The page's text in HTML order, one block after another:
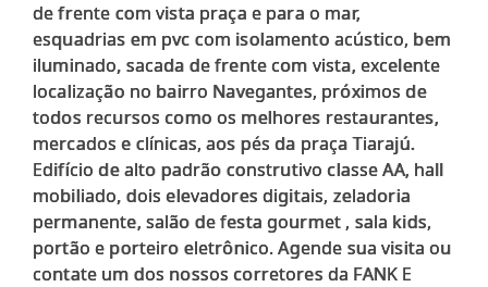
de frente com vista praça e para o mar,
esquadrias em pvc com isolamento acústico, bem
iluminado, sacada de frente com vista, excelente
localização no bairro Navegantes, próximos de
todos recursos como os melhores restaurantes,
mercados e clínicas, aos pés da praça Tiarajú.
Edifício de alto padrão construtivo classe AA, hall
mobiliado, dois elevadores digitais, zeladoria
permanente, salão de festa gourmet , sala kids,
portão e porteiro eletrônico. Agende sua visita ou
contate um dos nossos corretores da FANK E